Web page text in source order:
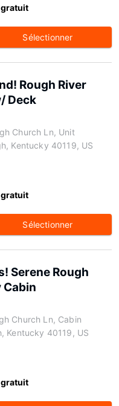
Sélectionner
Rough River
Deck
Church Ln, Unit
Kentucky 40119, US
Sélectionner
Serene Rough
Cabin
Church Ln, Cabin
Kentucky 40119, US